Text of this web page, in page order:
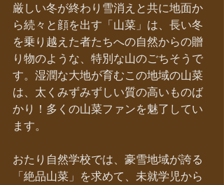
厳しい冬が終わり雪消えと共に地面か
ら続々と顔を出す「山菜」は、長い冬
を乗り越えた者たちへの自然からの贈
り物のような、特別な山のごちそうで
す。湿潤な大地が育むこの地域の山菜
は、太くみずみずしい質の高いものば
かり！多くの山菜ファンを魅了してい
ます。
おたり自然学校では、豪雪地域が誇る
「絶品山菜」を求めて、未就学児から